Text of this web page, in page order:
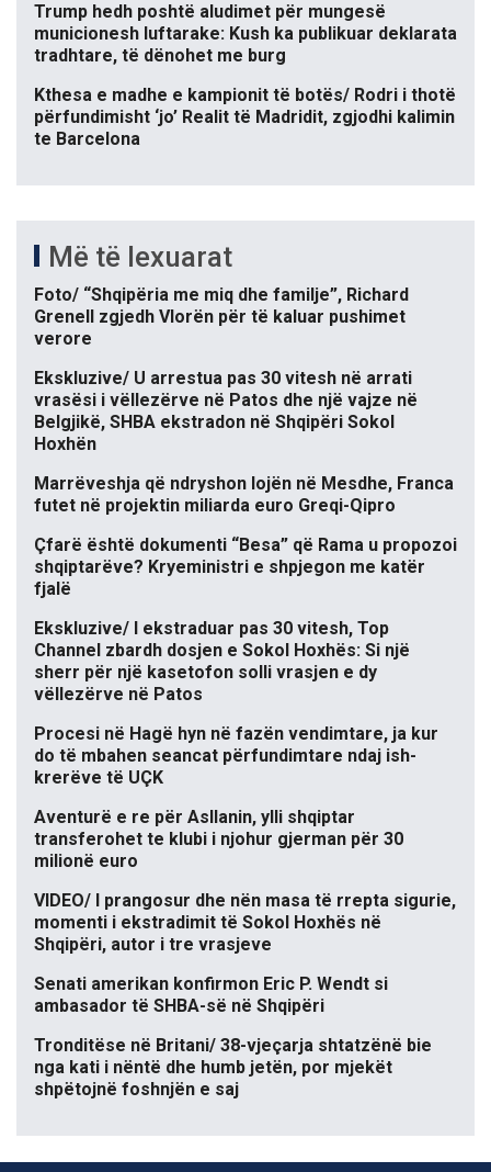
Trump hedh poshtë aludimet për mungesë
municionesh luftarake: Kush ka publikuar deklarata
tradhtare, të dënohet me burg
Kthesa e madhe e kampionit të botës/ Rodri i thotë
përfundimisht ‘jo’ Realit të Madridit, zgjodhi kalimin
te Barcelona
Më të lexuarat
Foto/ “Shqipëria me miq dhe familje”, Richard
Grenell zgjedh Vlorën për të kaluar pushimet
verore
Ekskluzive/ U arrestua pas 30 vitesh në arrati
vrasësi i vëllezërve në Patos dhe një vajze në
Belgjikë, SHBA ekstradon në Shqipëri Sokol
Hoxhën
Marrëveshja që ndryshon lojën në Mesdhe, Franca
futet në projektin miliarda euro Greqi-Qipro
Çfarë është dokumenti “Besa” që Rama u propozoi
shqiptarëve? Kryeministri e shpjegon me katër
fjalë
Ekskluzive/ I ekstraduar pas 30 vitesh, Top
Channel zbardh dosjen e Sokol Hoxhës: Si një
sherr për një kasetofon solli vrasjen e dy
vëllezërve në Patos
Procesi në Hagë hyn në fazën vendimtare, ja kur
do të mbahen seancat përfundimtare ndaj ish-
krerëve të UÇK
Aventurë e re për Asllanin, ylli shqiptar
transferohet te klubi i njohur gjerman për 30
milionë euro
VIDEO/ I prangosur dhe nën masa të rrepta sigurie,
momenti i ekstradimit të Sokol Hoxhës në
Shqipëri, autor i tre vrasjeve
Senati amerikan konfirmon Eric P. Wendt si
ambasador të SHBA-së në Shqipëri
Tronditëse në Britani/ 38-vjeçarja shtatzënë bie
nga kati i nëntë dhe humb jetën, por mjekët
shpëtojnë foshnjën e saj